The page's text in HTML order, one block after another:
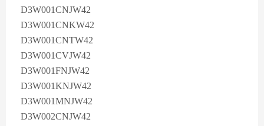
D3W001CNJW42
D3W001CNKW42
D3W001CNTW42
D3W001CVJW42
D3W001FNJW42
D3W001KNJW42
D3W001MNJW42
D3W002CNJW42